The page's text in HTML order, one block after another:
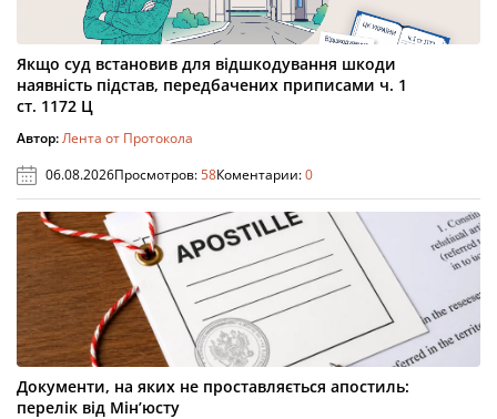
Якщо суд встановив для відшкодування шкоди
наявність підстав, передбачених приписами ч. 1
ст. 1172 Ц
Автор:Лента от Протокола
06.08.2026Просмотров:58Коментарии:0
Документи, на яких не проставляється апостиль:
перелік від Мін’юсту